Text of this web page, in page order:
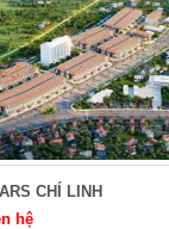
CHÍ LINH
hệ